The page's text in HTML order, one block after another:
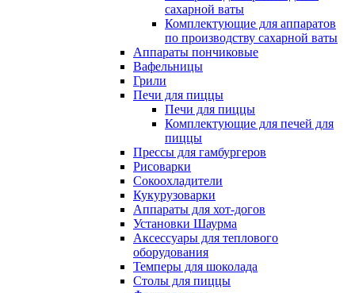
сахарной ваты
Комплектующие для аппаратов
по производству сахарной ваты
Аппараты пончиковые
Вафельницы
Грили
Печи для пиццы
Печи для пиццы
Комплектующие для печей для
пиццы
Прессы для гамбургеров
Рисоварки
Сокоохладители
Кукурузоварки
Аппараты для хот-догов
Установки Шаурма
Аксессуары для теплового
оборудования
Темперы для шоколада
Столы для пиццы